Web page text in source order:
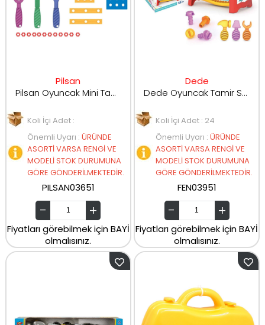
Pilsan
Pilsan Oyuncak Mini Tamir Seti 03651
Koli İçi Adet :
Önemli Uyarı : ÜRÜNDE
ASORTİ VARSA RENGİ VE
MODELİ STOK DURUMUNA
GÖRE GÖNDERİLMEKTEDİR.
PILSAN03651
Fiyatları görebilmek için BAYİ
olmalısınız.
Dede
Dede Oyuncak Tamir Seti Bultak Çanta 03951
Koli İçi Adet : 24
Önemli Uyarı : ÜRÜNDE
ASORTİ VARSA RENGİ VE
MODELİ STOK DURUMUNA
GÖRE GÖNDERİLMEKTEDİR.
FEN03951
Fiyatları görebilmek için BAYİ
olmalısınız.